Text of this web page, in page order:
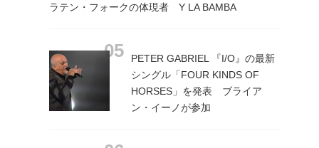
ラテン・フォークの体現者 Y LA BAMBA
PETER GABRIEL 『I/O』の最新
シングル「FOUR KINDS OF
HORSES」を発表 ブライア
ン・イーノが参加